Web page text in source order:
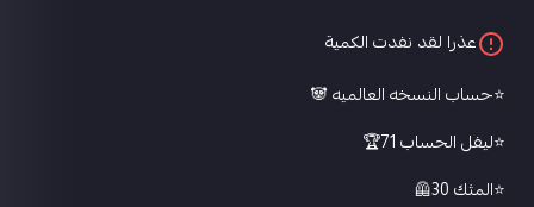
عذرا لقد نفدت الكمية
⭐️حساب النسخه العالميه 🐼
⭐️ليفل الحساب 71🏆
⭐️المثك 30🦺